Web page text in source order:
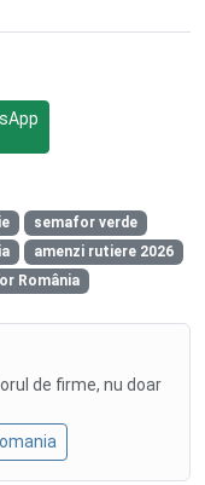
semafor verde
amenzi rutiere 2026
România
de firme, nu doar